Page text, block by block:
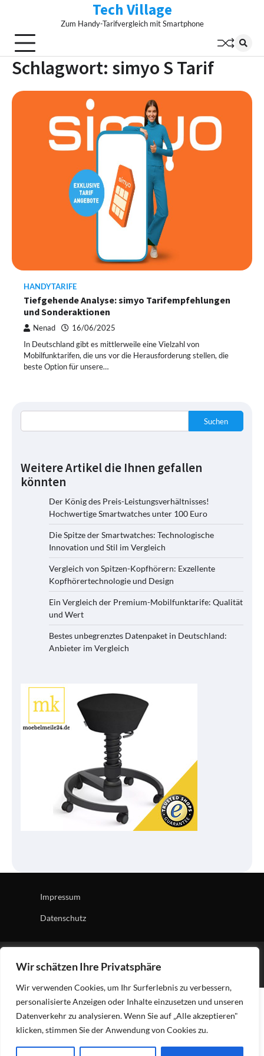
Wir schätzen Ihre Privatsphäre
Wir verwenden Cookies, um Ihr Surferlebnis zu verbessern,
personalisierte Anzeigen oder Inhalte einzusetzen und unseren
Datenverkehr zu analysieren. Wenn Sie auf „Alle akzeptieren"
klicken, stimmen Sie der Anwendung von Cookies zu.
content
Tech Village
Zum Handy-Tarifvergleich mit Smartphone
Schlagwort: simyo S Tarif
HANDYTARIFE
Tiefgehende Analyse: simyo Tarifempfehlungen
und Sonderaktionen
Nenad 16/06/2025
In Deutschland gibt es mittlerweile eine Vielzahl von
Mobilfunktarifen, die uns vor die Herausforderung stellen, die
beste Option für unsere…
Suchen
Weitere Artikel die Ihnen gefallen
könnten
Der König des Preis-Leistungsverhältnisses!
Hochwertige Smartwatches unter 100 Euro
Die Spitze der Smartwatches: Technologische
Innovation und Stil im Vergleich
Vergleich von Spitzen-Kopfhörern: Exzellente
Kopfhörertechnologie und Design
Ein Vergleich der Premium-Mobilfunktarife: Qualität
und Wert
Bestes unbegrenztes Datenpaket in Deutschland:
Anbieter im Vergleich
Impressum
Datenschutz
| Powered byWordPress.